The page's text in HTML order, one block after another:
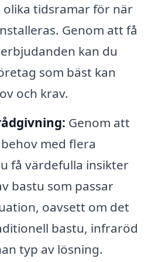
tidsramar för när
Genom att få
kan du
som bäst kan
och krav.
Genom att
med flera
få värdefulla insikter
bastu som passar
oavsett om det
bastu, infraröd
typ av lösning.